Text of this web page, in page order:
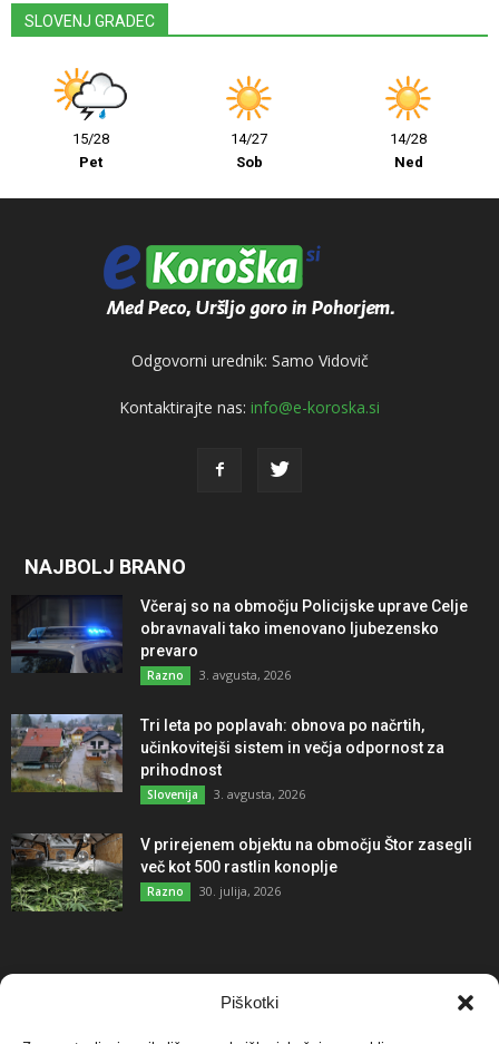
Piškotki
SLOVENJ GRADEC
15/28
Pet
14/27
Sob
14/28
Ned
Odgovorni urednik: Samo Vidovič
Kontaktirajte nas: info@e-koroska.si
NAJBOLJ BRANO
Včeraj so na območju Policijske uprave Celje
obravnavali tako imenovano ljubezensko
prevaro
Razno 3. avgusta, 2026
Tri leta po poplavah: obnova po načrtih,
učinkovitejši sistem in večja odpornost za
prihodnost
Slovenija 3. avgusta, 2026
V prirejenem objektu na območju Štor zasegli
več kot 500 rastlin konoplje
Razno 30. julija, 2026
NAJBOLJ KOMENTIRANO